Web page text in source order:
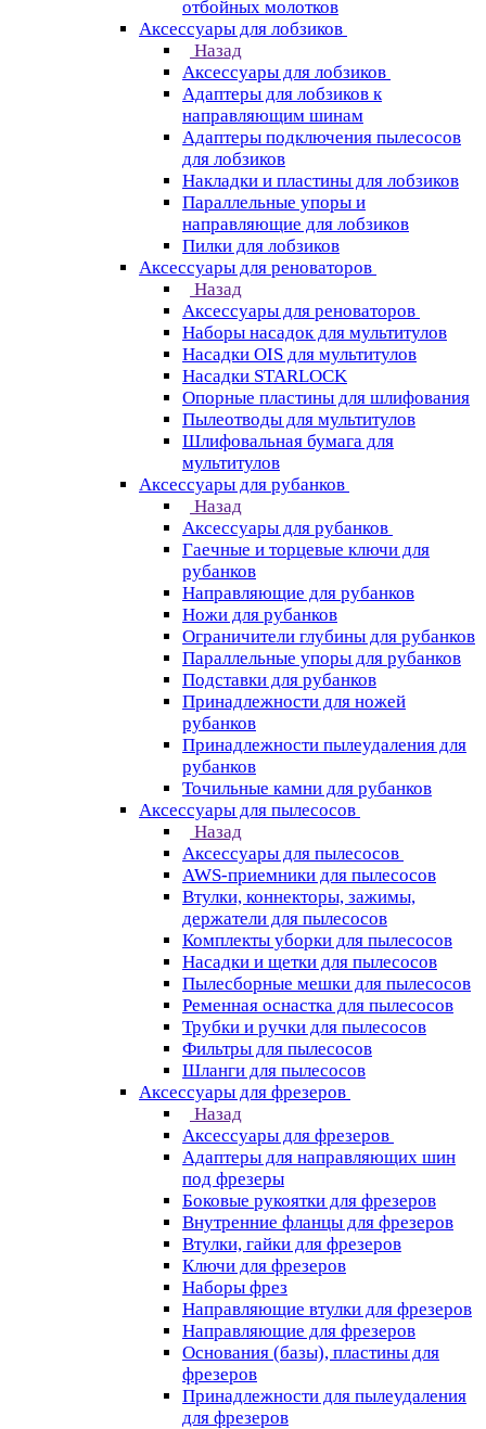
отбойных молотков
Аксессуары для лобзиков
Назад
Аксессуары для лобзиков
Адаптеры для лобзиков к
направляющим шинам
Адаптеры подключения пылесосов
для лобзиков
Накладки и пластины для лобзиков
Параллельные упоры и
направляющие для лобзиков
Пилки для лобзиков
Аксессуары для реноваторов
Назад
Аксессуары для реноваторов
Наборы насадок для мультитулов
Насадки OIS для мультитулов
Насадки STARLOCK
Опорные пластины для шлифования
Пылеотводы для мультитулов
Шлифовальная бумага для
мультитулов
Аксессуары для рубанков
Назад
Аксессуары для рубанков
Гаечные и торцевые ключи для
рубанков
Направляющие для рубанков
Ножи для рубанков
Ограничители глубины для рубанков
Параллельные упоры для рубанков
Подставки для рубанков
Принадлежности для ножей
рубанков
Принадлежности пылеудаления для
рубанков
Точильные камни для рубанков
Аксессуары для пылесосов
Назад
Аксессуары для пылесосов
AWS-приемники для пылесосов
Втулки, коннекторы, зажимы,
держатели для пылесосов
Комплекты уборки для пылесосов
Насадки и щетки для пылесосов
Пылесборные мешки для пылесосов
Ременная оснастка для пылесосов
Трубки и ручки для пылесосов
Фильтры для пылесосов
Шланги для пылесосов
Аксессуары для фрезеров
Назад
Аксессуары для фрезеров
Адаптеры для направляющих шин
под фрезеры
Боковые рукоятки для фрезеров
Внутренние фланцы для фрезеров
Втулки, гайки для фрезеров
Ключи для фрезеров
Наборы фрез
Направляющие втулки для фрезеров
Направляющие для фрезеров
Основания (базы), пластины для
фрезеров
Принадлежности для пылеудаления
для фрезеров